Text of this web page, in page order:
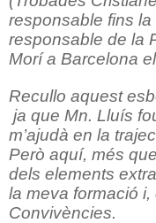
responsable fins
responsable de la
Morí a Barcelona
Recullo aquest
ja que Mn. Lluís
m’ajudà en la
Però aquí, més
dels elements
la meva formació
Convivències.